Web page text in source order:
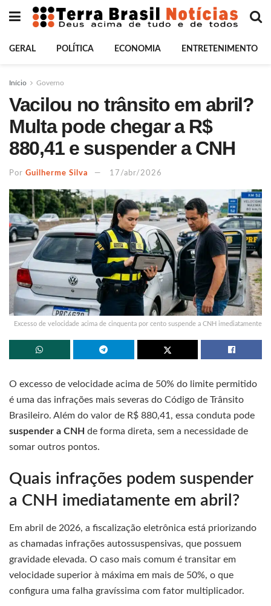
GERAL POLÍTICA ECONOMIA ENTRETENIMENTO
Início Governo
Vacilou no trânsito em abril?
Multa pode chegar a R$
880,41 e suspender a CNH
Por Guilherme Silva 17/abr/2026
Excesso de velocidade acima de cinquenta por cento suspende a CNH imediatamente
O excesso de velocidade acima de 50% do limite permitido
é uma das infrações mais severas do Código de Trânsito
Brasileiro. Além do valor de R$ 880,41, essa conduta pode
suspender a CNH de forma direta, sem a necessidade de
somar outros pontos.
Quais infrações podem suspender
a CNH imediatamente em abril?
Em abril de 2026, a fiscalização eletrônica está priorizando
as chamadas infrações autossuspensivas, que possuem
gravidade elevada. O caso mais comum é transitar em
velocidade superior à máxima em mais de 50%, o que
configura uma falha gravíssima com fator multiplicador.